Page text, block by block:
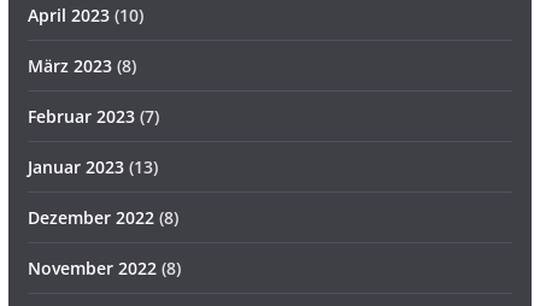
April 2023(10)
März 2023(8)
Februar 2023(7)
Januar 2023(13)
Dezember 2022(8)
November 2022(8)